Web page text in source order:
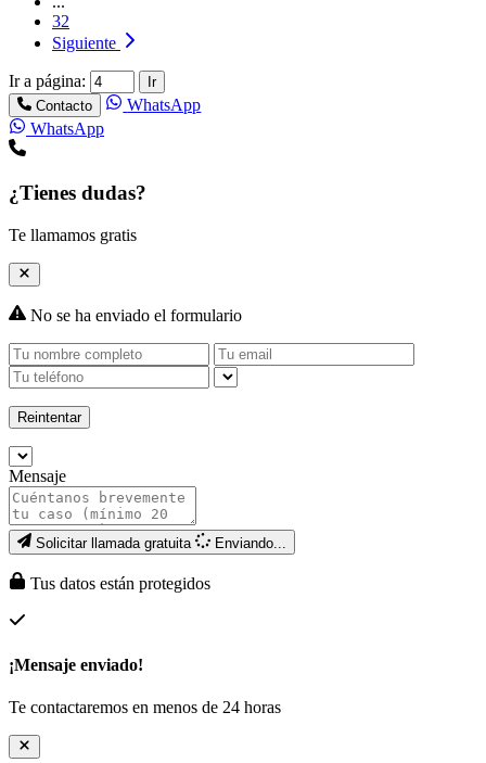
32
Siguiente
Ir a página:
Ir
Contacto
WhatsApp
WhatsApp
¿Tienes dudas?
Te llamamos gratis
No se ha enviado el formulario
Reintentar
Mensaje
Solicitar llamada gratuita Enviando...
Tus datos están protegidos
¡Mensaje enviado!
Te contactaremos en menos de 24 horas